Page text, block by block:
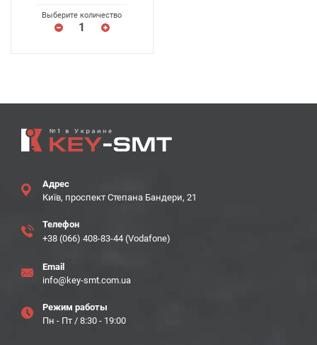
Выберите количество
Адрес
Київ, проспект Степана Бандери, 21
Телефон
+38 (066) 408-83-44 (Vodafone)
Email
info@key-smt.com.ua
Режим работы
Пн - Пт / 8:30 - 19:00